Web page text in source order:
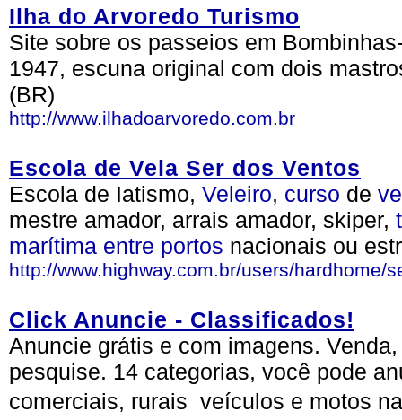
Ilha do Arvoredo Turismo
Site sobre os passeios em
1947, escuna original com dois
(BR)
http://www.ilhadoarvoredo.com.br
Escola de Vela Ser dos Ventos
Escola de Iatismo, Veleiro, curso de
mestre amador, arrais amador, skiper,
marítima entre portos nacionais ou
http://www.highway.com.br/users/hardhome/
Click Anuncie - Classificados!
Anuncie grátis e com imagens.
pesquise. 14 categorias, você pode
comerciais, rurais  veículos e motos